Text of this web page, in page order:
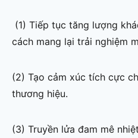
(1) Tiếp tục tăng lượng
cách mang lại trải nghiệm
(2) Tạo cảm xúc tích cực
thương hiệu.
(3) Truyền lửa đam mê